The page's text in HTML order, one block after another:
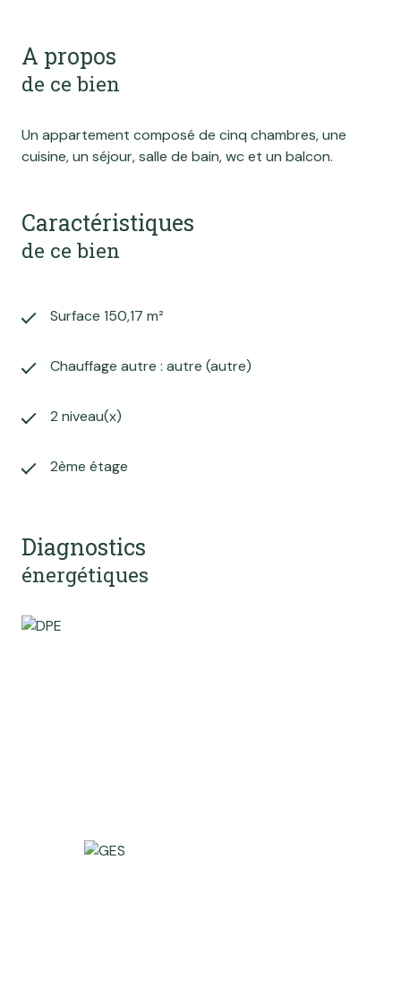
A propos
de ce bien
Un appartement composé de cinq chambres, une
cuisine, un séjour, salle de bain, wc et un balcon.
Caractéristiques
de ce bien
Surface 150,17 m²
Chauffage autre : autre (autre)
2 niveau(x)
2ème étage
Diagnostics
énergétiques